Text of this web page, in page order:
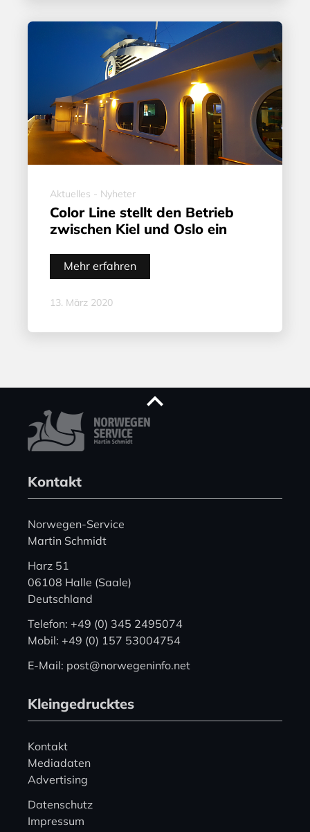
Aktuelles - Nyheter
Color Line stellt den Betrieb
zwischen Kiel und Oslo ein
Mehr erfahren
13. März 2020
Kontakt
Norwegen-Service
Martin Schmidt
Harz 51
06108 Halle (Saale)
Deutschland
Telefon: +49 (0) 345 2495074
Mobil: +49 (0) 157 53004754
E-Mail: post@norwegeninfo.net
Kleingedrucktes
Kontakt
Mediadaten
Advertising
Datenschutz
Impressum